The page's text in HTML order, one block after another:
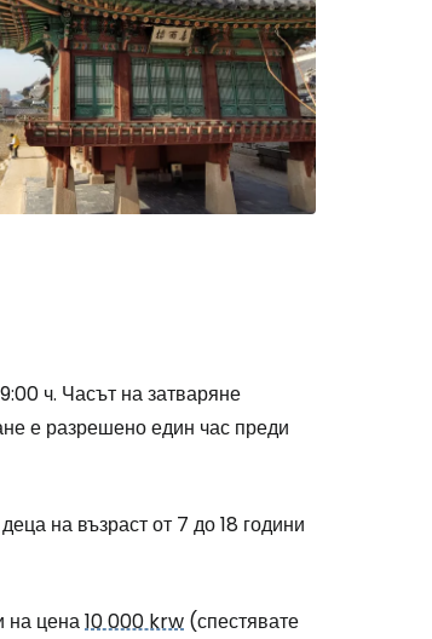
ч. Часът на затваряне
е разрешено един час преди
на възраст от 7 до 18 години
на цена10 000 krw (спестявате